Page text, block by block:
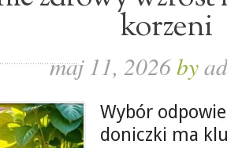
korzeni
maj 11, 2026by
Wybór
doniczki ma